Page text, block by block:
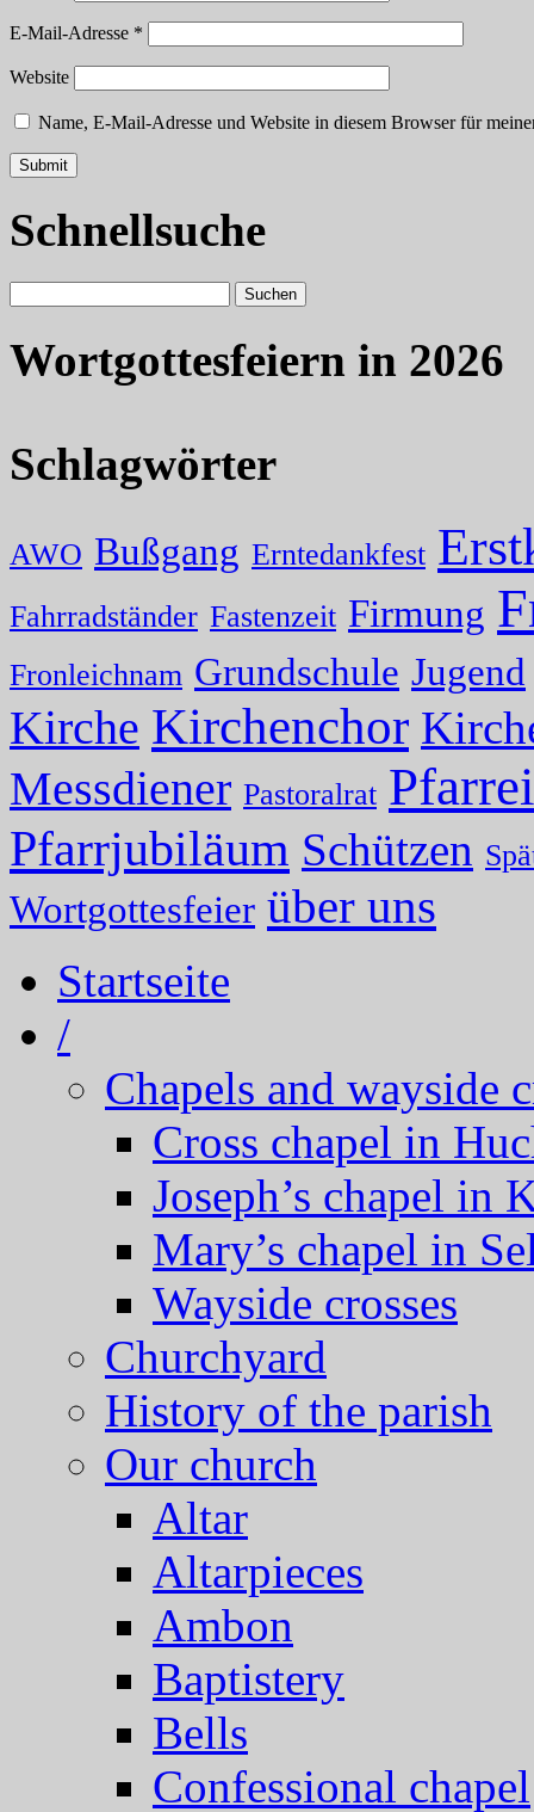
E-Mail-Adresse *
Website
Name, E-Mail-Adresse und Website in diesem Browser für
Schnellsuche
Wortgottesfeiern in 2026
Schlagwörter
AWO Bußgang Erntedankfest
Fahrradständer Fastenzeit Firmung
Fronleichnam Grundschule Jugend
Kirche Kirchenchor
Messdiener Pastoralrat
Pfarrjubiläum Schützen
Wortgottesfeier über uns
Startseite
/
Chapels and wayside
Cross chapel in
Joseph’s chapel in
Mary’s chapel in
Wayside crosses
Churchyard
History of the parish
Our church
Altar
Altarpieces
Ambon
Baptistery
Bells
Confessional chapel